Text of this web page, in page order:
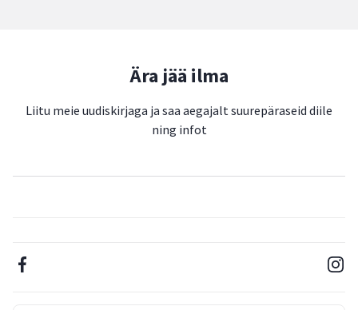
Ära jää ilma
Liitu meie uudiskirjaga ja saa aegajalt suurepäraseid diile
ning infot